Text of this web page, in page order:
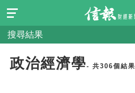
搜尋結果
政治經濟學- 共306個結果